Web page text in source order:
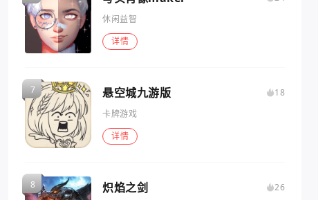
休闲益智
详情
悬空城九游版
18
卡牌游戏
详情
炽焰之剑
26